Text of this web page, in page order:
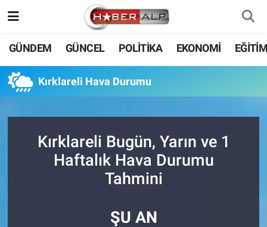
GÜNDEM GÜNCEL POLİTİKA EKONOMİ
Kırklareli Hava Durumu
Kırklareli Bugün, Yarın ve 1
Haftalık Hava Durumu
Tahmini
ŞU AN
Nöbetçi Eczaneler
Hava Durumu
Süper Lig Puan Durumu ve Fikstür
Tüm Manşetler